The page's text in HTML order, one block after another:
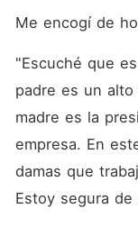
Me encogí de
"Escuché que
padre es un
madre es la
empresa. En
damas que
Estoy segura